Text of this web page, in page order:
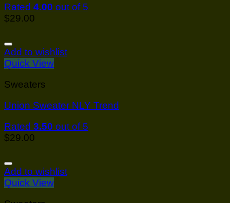
Rated 4.00 out of 5
$29.00
Add to wishlist
Quick View
Sweaters
Union Sweater NLY Trend
Rated 3.50 out of 5
$29.00
Add to wishlist
Quick View